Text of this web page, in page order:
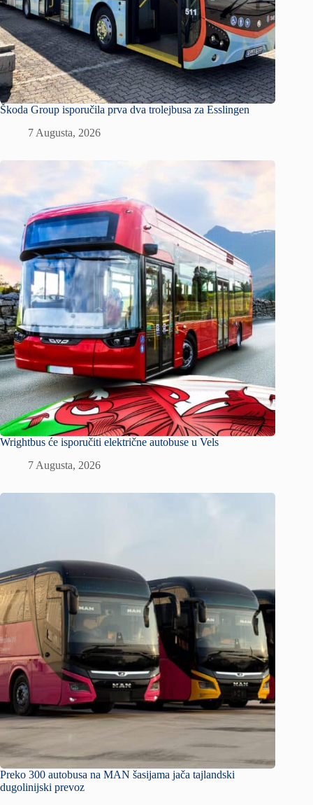
Škoda Group isporučila prva dva trolejbusa za Esslingen
7 Augusta, 2026
Wrightbus će isporučiti električne autobuse u Vels
7 Augusta, 2026
Preko 300 autobusa na MAN šasijama jača tajlandski
dugolinijski prevoz